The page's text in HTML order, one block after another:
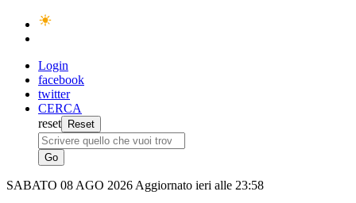
Login
facebook
twitter
CERCA
reset
SABATO 08 AGO 2026 Aggiornato ieri alle 23:58